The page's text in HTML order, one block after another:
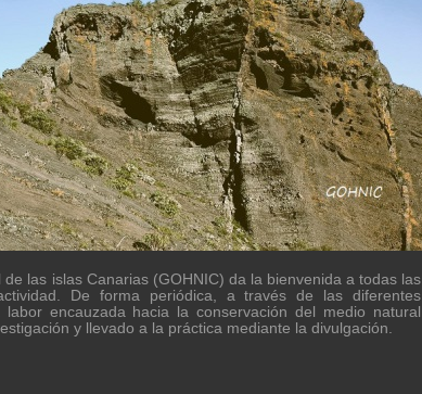
las islas Canarias (GOHNIC) da la bienvenida a todas las
De forma periódica, a través de las diferentes
encauzada hacia la conservación del medio natural
y llevado a la práctica mediante la divulgación.